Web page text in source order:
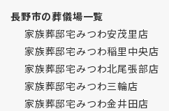
長野市の葬儀場一覧
家族葬邸宅みつわ安茂里店
家族葬邸宅みつわ稲里中央店
家族葬邸宅みつわ北尾張部店
家族葬邸宅みつわ三輪店
家族葬邸宅みつわ金井田店